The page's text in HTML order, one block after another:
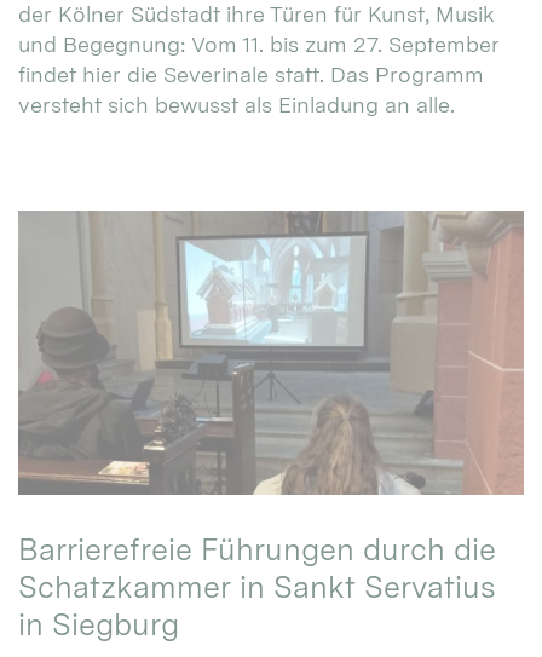
der Kölner Südstadt ihre Türen für Kunst, Musik
und Begegnung: Vom 11. bis zum 27. September
findet hier die Severinale statt. Das Programm
versteht sich bewusst als Einladung an alle.
Barrierefreie Führungen durch die
Schatzkammer in Sankt Servatius
in Siegburg